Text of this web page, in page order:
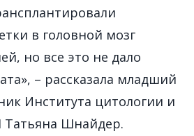
в головной мозг
но все это не дало
– рассказала младший
Института цитологии и
Татьяна Шнайдер.